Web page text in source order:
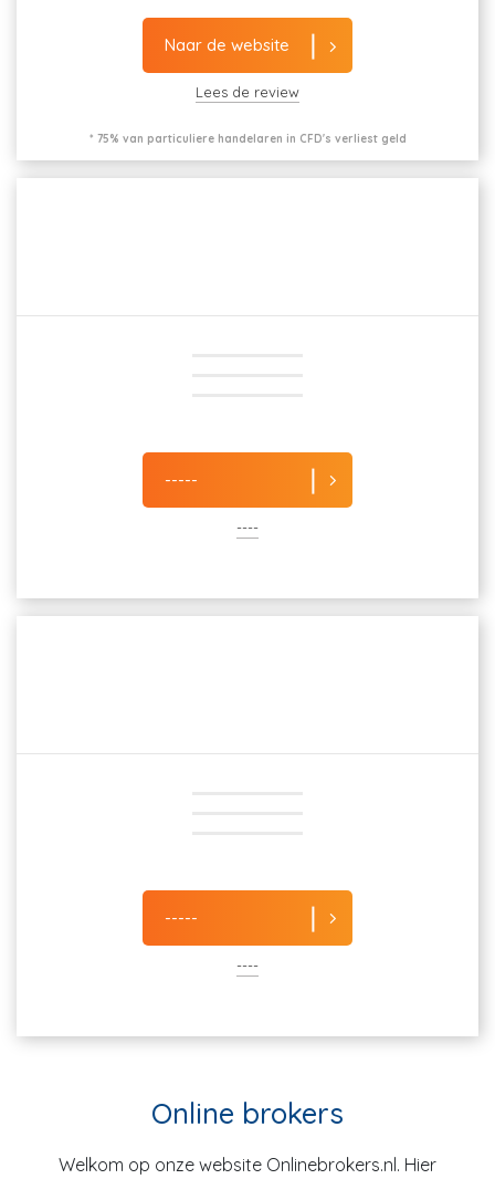
Naar de website
Lees de review
* 75% van particuliere handelaren in CFD's verliest geld
-----
----
-----
----
Online brokers
Welkom op onze website Onlinebrokers.nl. Hier